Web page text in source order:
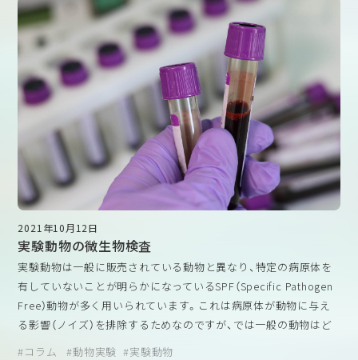
2021年10月12日
実験動物の微生物検査
実験動物は一般に販売されている動物と異なり、特定の病原体を
有していないことが明らかになっているSPF（Specific Pathogen
Free）動物が多く用いられています。これは病原体が動物に与え
る影響（ノイズ）を排除するためなのですが、では一般の動物はど
の程度、病原体に汚染されているのでしょうか。2015年に日本国
コラム 動物実験 実験動物